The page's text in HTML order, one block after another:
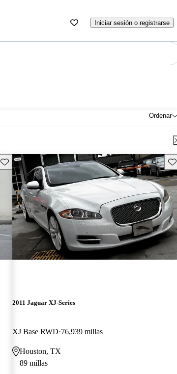
Iniciar sesión o registrarse
Ordenar
Guarda este Aviso
2011 Jaguar XJ-Series
XJ Base RWD 76,939 millas
Houston, TX
89 millas